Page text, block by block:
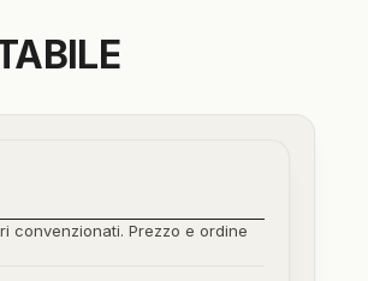
convenzionati. Prezzo e ordine